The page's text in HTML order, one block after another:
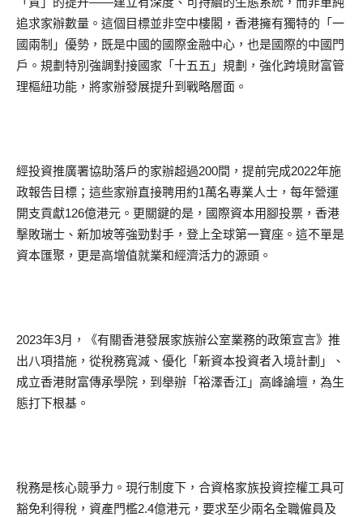
追求家辦數量。這個目標並非空中樓閣，香港擁有獨特的「一
國兩制」優勢，既是中國的國際金融中心，也是國際的中國門
戶。規劃特別強調對接國家「十五五」規劃，強化跨境財富管
理樞紐功能，將家辦發展提升到戰略層面。
經投資推廣署協助落戶的家辦超過200間，提前完成2022年施
政報告目標；這些家辦直接聘用約1萬名專業人士，每年營運
開支貢獻126億港元。更關鍵的是，國際資本用腳投票，香港
擊敗瑞士、新加坡等強勁對手，登上全球第一寶座。這不單是
資本匯聚，更是高增值就業和經濟活力的源頭。
2023年3月，《有關香港發展家族辦公室業務的政策宣言》推
出八項措施，從稅務寬減、優化「新資本投資者入境計劃」、
成立香港財富傳承學院，到舉辦「裕澤香江」高峰論壇，為生
態打下根基。
稅務是核心競爭力。現行制度下，合資格家族投資控權工具可
豁免利得稅，資產門檻2.4億港元，要求至少兩名全職僱員及